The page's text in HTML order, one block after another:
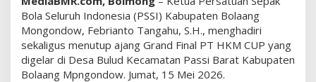
h
u
H
a
d
Bola Seluruh Indonesia (PSSI) Kabupaten Bolaang
Mongondow, Febrianto Tangahu, S.H., menghadiri
sekaligus menutup ajang Grand Final PT HKM CUP yang
digelar di Desa Bulud Kecamatan Passi Barat Kabupaten
Bolaang Mpngondow. Jumat, 15 Mei 2026.